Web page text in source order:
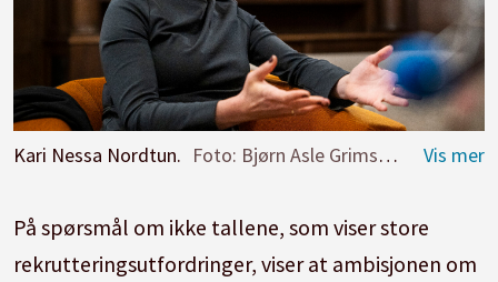
Kari Nessa Nordtun. Foto: Bjørn Asle Grimstad
På spørsmål om ikke tallene, som viser store
rekrutteringsutfordringer, viser at ambisjonen om